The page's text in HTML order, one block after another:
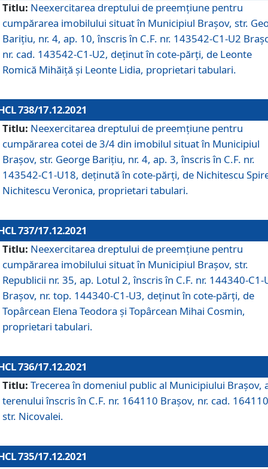
Titlu: Neexercitarea dreptului de preemţiune pentru
cumpărarea imobilului situat în Municipiul Braşov, str.
Barițiu, nr. 4, ap. 10, înscris în C.F. nr. 143542-C1-U2
nr. cad. 143542-C1-U2, deținut în cote-părți, de Leonte
Romică Mihăiță și Leonte Lidia, proprietari tabulari.
738/17.12.2021
Titlu: Neexercitarea dreptului de preemţiune pentru
cumpărarea cotei de 3/4 din imobilul situat în Municipiul
Braşov, str. George Barițiu, nr. 4, ap. 3, înscris în C.F. nr.
143542-C1-U18, deținută în cote-părți, de Nichitescu
Nichitescu Veronica, proprietari tabulari.
737/17.12.2021
Titlu: Neexercitarea dreptului de preemţiune pentru
cumpărarea imobilului situat în Municipiul Braşov, str.
Republicii nr. 35, ap. Lotul 2, înscris în C.F. nr. 144340-C1-
Brașov, nr. top. 144340-C1-U3, deținut în cote-părți, de
Topârcean Elena Teodora și Topârcean Mihai Cosmin,
proprietari tabulari.
736/17.12.2021
Titlu: Trecerea în domeniul public al Municipiului Braşov,
terenului înscris în C.F. nr. 164110 Brașov, nr. cad.
str. Nicovalei.
735/17.12.2021